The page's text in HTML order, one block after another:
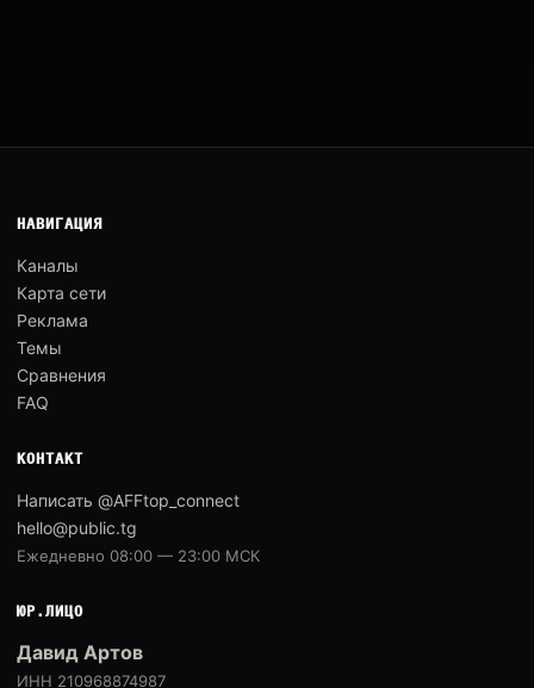
НАВИГАЦИЯ
Каналы
Карта сети
Реклама
Темы
Сравнения
FAQ
КОНТАКТ
Написать @AFFtop_connect
hello@public.tg
Ежедневно 08:00 — 23:00 МСК
ЮР.ЛИЦО
Давид Артов
ИНН 210968874987